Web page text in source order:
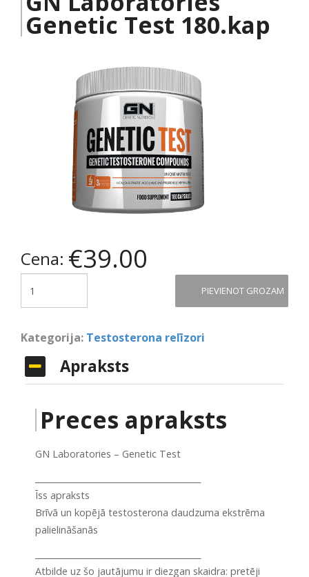
Genetic Test 180.kap
Cena: €39.00
PIEVIENOT GROZAM
Kategorija: Testosterona relīzori
Apraksts
Preces apraksts
GN Laboratories – Genetic Test
Īss apraksts
Brīvā un kopējā testosterona daudzuma ekstrēma
palielināšanās
Atbilde uz šo jautājumu ir diezgan skaidra: pretēji